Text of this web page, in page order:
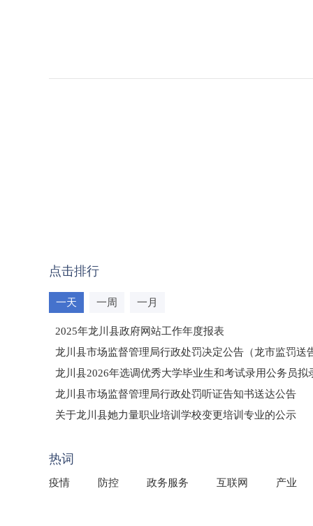
点击排行
一天 一周 一月
2025年龙川县政府网站工作年度报表
龙川县市场监督管理局行政处罚决定公告（龙市监罚送
龙川县2026年选调优秀大学毕业生和考试录用公务员拟
龙川县市场监督管理局行政处罚听证告知书送达公告
（龙市监罚送告〔2026〕71号）
关于龙川县她力量职业培训学校变更培训专业的公示
热词
疫情 防控 政务服务 互联网 产业